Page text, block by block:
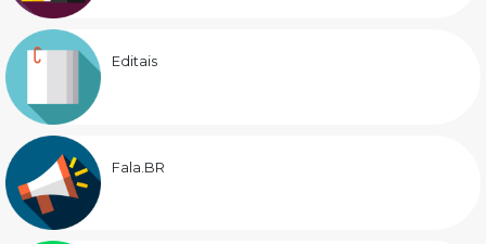
Editais
Fala.BR